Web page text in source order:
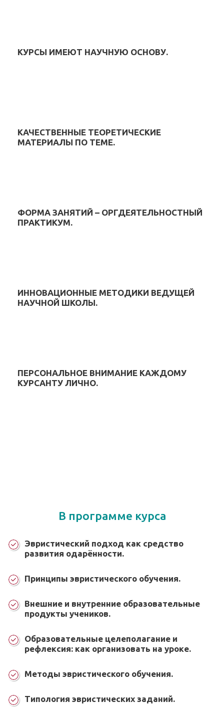
КУРСЫ ИМЕЮТ НАУЧНУЮ ОСНОВУ.
КАЧЕСТВЕННЫЕ ТЕОРЕТИЧЕСКИЕ
МАТЕРИАЛЫ ПО ТЕМЕ.
ФОРМА ЗАНЯТИЙ – ОРГДЕЯТЕЛЬНОСТНЫЙ
ПРАКТИКУМ.
ИННОВАЦИОННЫЕ МЕТОДИКИ ВЕДУЩЕЙ
НАУЧНОЙ ШКОЛЫ.
ПЕРСОНАЛЬНОЕ ВНИМАНИЕ КАЖДОМУ
КУРСАНТУ ЛИЧНО.
В программе курса
Эвристический подход как средство
развития одарённости.
Принципы эвристического обучения.
Внешние и внутренние образовательные
продукты учеников.
Образовательные целеполагание и
рефлексия: как организовать на уроке.
Методы эвристического обучения.
Типология эвристических заданий.